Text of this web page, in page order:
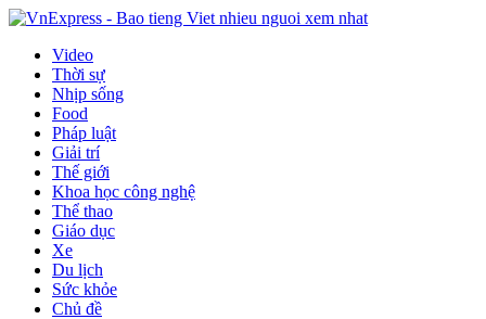
Video
Thời sự
Nhịp sống
Food
Pháp luật
Giải trí
Thế giới
Khoa học công nghệ
Thể thao
Giáo dục
Xe
Du lịch
Sức khỏe
Chủ đề